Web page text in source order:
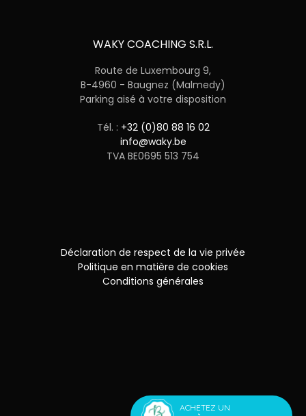
WAKY COACHING S.R.L.
Route de Luxembourg 9,
B-4960 - Baugnez (Malmedy)
Parking aisé à votre disposition
Tél. : +32 (0)80 88 16 02
info@waky.be
TVA BE0695 513 754
Déclaration de respect de la vie privée
Politique en matière de cookies
Conditions générales
ACHETEZ UN